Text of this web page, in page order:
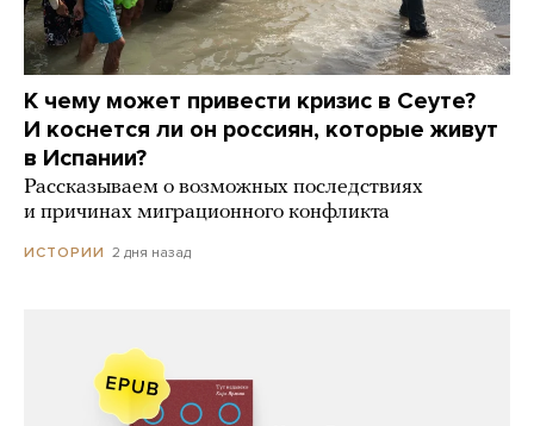
К чему может привести кризис в Сеуте?
И коснется ли он россиян, которые живут
в Испании?
Рассказываем о возможных последствиях
и причинах миграционного конфликта
ИСТОРИИ 2 дня назад